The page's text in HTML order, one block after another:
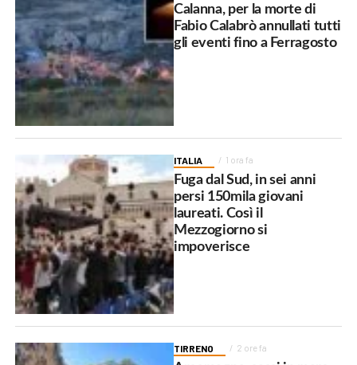
Calanna, per la morte di
Fabio Calabrò annullati tutti
gli eventi fino a Ferragosto
ITALIA 1 ora fa
Fuga dal Sud, in sei anni
persi 150mila giovani
laureati. Così il
Mezzogiorno si
impoverisce
TIRRENO 2 ore fa